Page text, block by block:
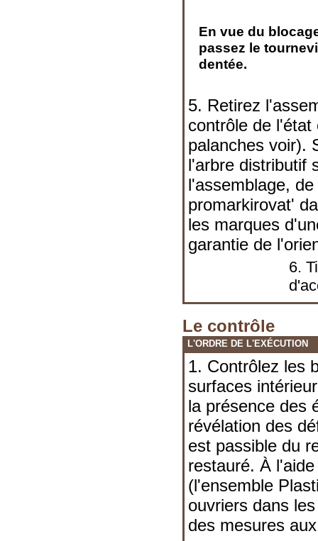
En vue du
passez le
dentée.
5. Retirez
contrôle de l'état
palanches voir).
l'arbre distributif
l'assemblage,
promarkirovat'
les marques
garantie de
6.
Le contrôle
L'ORDRE DE L'EXÉCUTION
1. Contrôlez les
surfaces
la présence des
révélation des
est passible du
restauré. À
(l'ensemble
ouvriers dans
des mesures